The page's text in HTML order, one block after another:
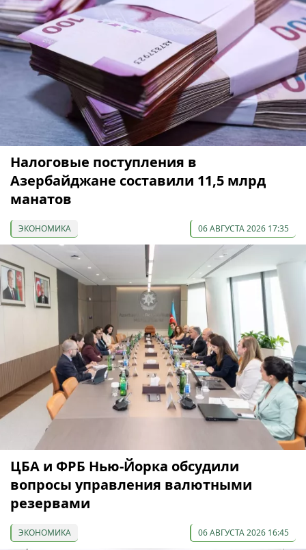
Налоговые поступления в
Азербайджане составили 11,5 млрд
манатов
ЭКОНОМИКА 06 АВГУСТА 2026 17:35
ЦБА и ФРБ Нью-Йорка обсудили
вопросы управления валютными
резервами
ЭКОНОМИКА 06 АВГУСТА 2026 16:45